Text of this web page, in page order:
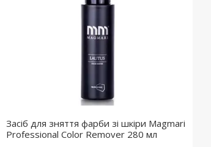
Засіб для зняття фарби зі шкіри Magmari
Professional Color Remover 280 мл